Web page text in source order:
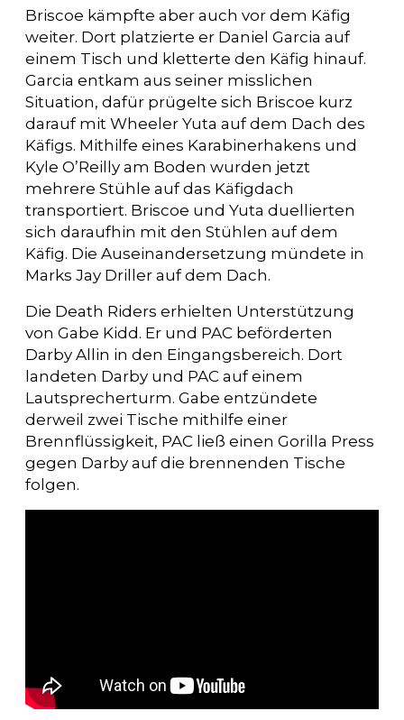
Briscoe kämpfte aber auch vor dem Käfig
weiter. Dort platzierte er Daniel Garcia auf
einem Tisch und kletterte den Käfig hinauf.
Garcia entkam aus seiner misslichen
Situation, dafür prügelte sich Briscoe kurz
darauf mit Wheeler Yuta auf dem Dach des
Käfigs. Mithilfe eines Karabinerhakens und
Kyle O’Reilly am Boden wurden jetzt
mehrere Stühle auf das Käfigdach
transportiert. Briscoe und Yuta duellierten
sich daraufhin mit den Stühlen auf dem
Käfig. Die Auseinandersetzung mündete in
Marks Jay Driller auf dem Dach.
Die Death Riders erhielten Unterstützung
von Gabe Kidd. Er und PAC beförderten
Darby Allin in den Eingangsbereich. Dort
landeten Darby und PAC auf einem
Lautsprecherturm. Gabe entzündete
derweil zwei Tische mithilfe einer
Brennflüssigkeit, PAC ließ einen Gorilla Press
gegen Darby auf die brennenden Tische
folgen.